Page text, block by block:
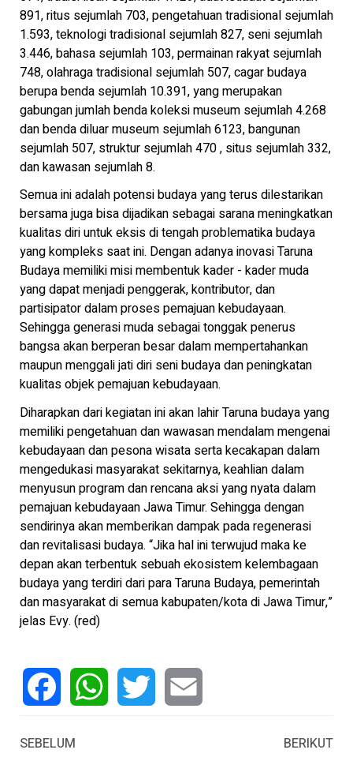
891, ritus sejumlah 703, pengetahuan tradisional sejumlah
1.593, teknologi tradisional sejumlah 827, seni sejumlah
3.446, bahasa sejumlah 103, permainan rakyat sejumlah
748, olahraga tradisional sejumlah 507, cagar budaya
berupa benda sejumlah 10.391, yang merupakan
gabungan jumlah benda koleksi museum sejumlah 4.268
dan benda diluar museum sejumlah 6123, bangunan
sejumlah 507, struktur sejumlah 470 , situs sejumlah 332,
dan kawasan sejumlah 8.
Semua ini adalah potensi budaya yang terus dilestarikan
bersama juga bisa dijadikan sebagai sarana meningkatkan
kualitas diri untuk eksis di tengah problematika budaya
yang kompleks saat ini. Dengan adanya inovasi Taruna
Budaya memiliki misi membentuk kader - kader muda
yang dapat menjadi penggerak, kontributor, dan
partisipator dalam proses pemajuan kebudayaan.
Sehingga generasi muda sebagai tonggak penerus
bangsa akan berperan besar dalam mempertahankan
maupun menggali jati diri seni budaya dan peningkatan
kualitas objek pemajuan kebudayaan.
Diharapkan dari kegiatan ini akan lahir Taruna budaya yang
memiliki pengetahuan dan wawasan mendalam mengenai
kebudayaan dan pesona wisata serta kecakapan dalam
mengedukasi masyarakat sekitarnya, keahlian dalam
menyusun program dan rencana aksi yang nyata dalam
pemajuan kebudayaan Jawa Timur. Sehingga dengan
sendirinya akan memberikan dampak pada regenerasi
dan revitalisasi budaya. “Jika hal ini terwujud maka ke
depan akan terbentuk sebuah ekosistem kelembagaan
budaya yang terdiri dari para Taruna Budaya, pemerintah
dan masyarakat di semua kabupaten/kota di Jawa Timur,”
jelas Evy. (red)
SEBELUM
BERIKUT